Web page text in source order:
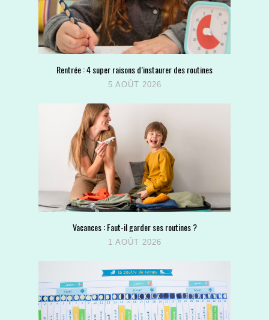
Rentrée : 4 super raisons d’instaurer des routines
5 AOÛT 2026
Vacances : Faut-il garder ses routines ?
1 AOÛT 2026